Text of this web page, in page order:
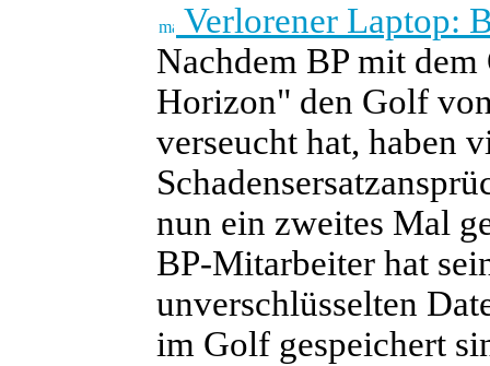
Verlorener Laptop:
Nachdem BP mit
Horizon" den Golf
verseucht hat, haben
nun ein zweites Mal
BP-Mitarbeiter hat
unverschlüsselten
im Golf gespeichert